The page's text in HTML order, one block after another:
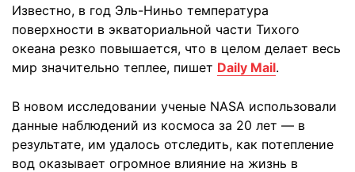
Известно, в год Эль-Ниньо температура
поверхности в экваториальной части Тихого
океана резко повышается, что в целом делает весь
мир значительно теплее, пишет Daily Mail.
В новом исследовании ученые NASA использовали
данные наблюдений из космоса за 20 лет — в
результате, им удалось отследить, как потепление
вод оказывает огромное влияние на жизнь в